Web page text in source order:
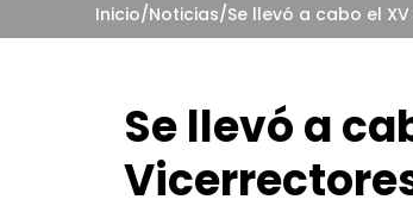
Inicio/Noticias/
Se llevó a